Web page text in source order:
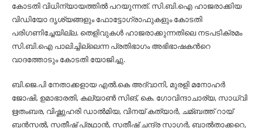
കോടതി വിധിന്യായത്തില്‍ പറയുന്നത്​. സി.ബി.ഐ ഹാജരാക്കിയ
വിഡിയോ ദൃശ്യങ്ങളും ഫോട്ടോഗ്രാഫുകളും കോടതി
പരിഗണിച്ചേയില്ല. തെളിവുകള്‍ ഹാജരാക്കുന്നതിലെ നടപടിക്രമം
സി.ബി.ഐ പാലിച്ചില്ലെന്ന പ്രതിഭാഗം അഭിഭാഷകന്‍റെ
വാദത്തോടും കോടതി യോജിച്ചു.
ബി.ജെ.പി നേതാക്കളായ എല്‍.കെ അദ്വാനി, മുരളി മനോഹര്‍
ജോഷി, ഉമാഭാരതി, കല്യാണ്‍ സിങ്, കെ. ഗോവിന്ദാചാര്യ, സാധ്വി
ഋതംബര, വിഷ്ണുഹരി ഡാല്‍മിയ, വിനയ് കത്യാര്‍, ചമ്ബത്ത് റായ്
ബന്‍സല്‍, സതീഷ് പ്രഥാന്‍, സതീഷ് ചന്ദ്ര സാഗര്‍, ബാല്‍താക്കറെ,